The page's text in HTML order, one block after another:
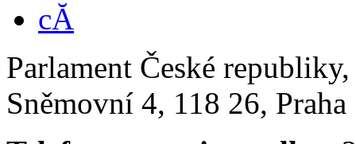
Parlament České
Sněmovní 4, 118 26,